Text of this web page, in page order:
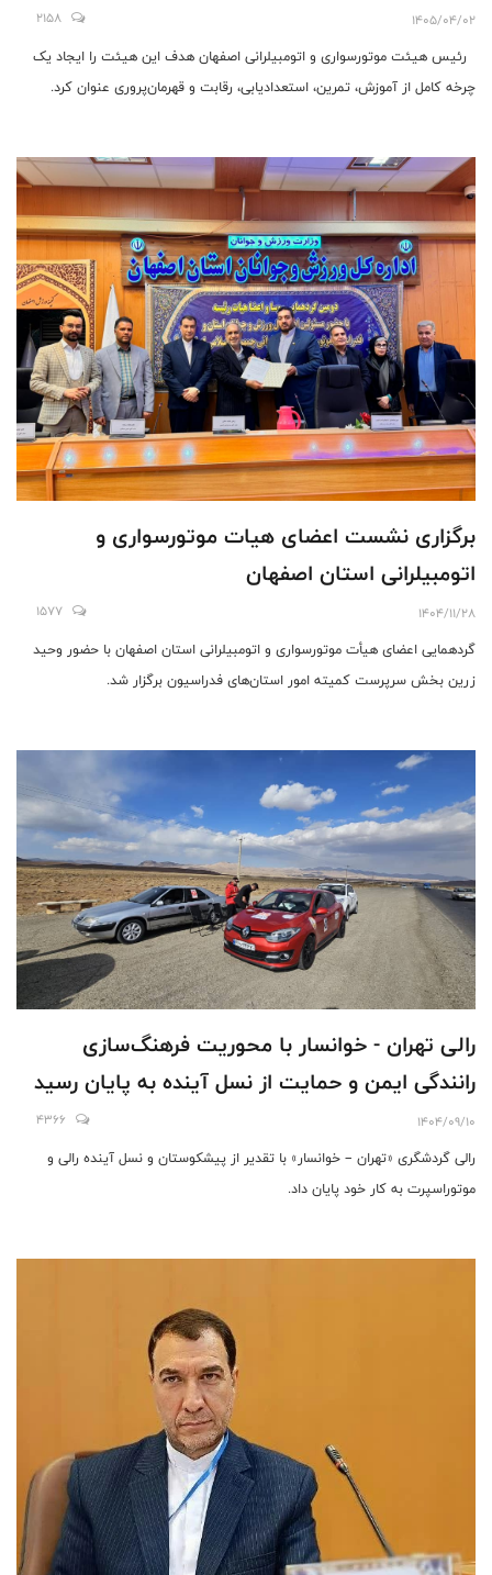
1405/04/02
2158
رئیس هیئت موتورسواری و اتومبیلرانی اصفهان هدف این هیئت را ایجاد یک
چرخه کامل از آموزش، تمرین، استعدادیابی، رقابت و قهرمان‌پروری عنوان کرد.
برگزاری نشست اعضای هیات موتورسواری و
اتومبیلرانی استان اصفهان
1404/11/28
1577
گردهمایی اعضای هیأت موتورسواری و اتومبیلرانی استان اصفهان با حضور وحید
زرین بخش سرپرست کمیته امور استان‌های فدراسیون برگزار شد.
رالی تهران - خوانسار با محوریت فرهنگ‌سازی
رانندگی ایمن و حمایت از نسل آینده به پایان رسید
1404/09/10
4366
رالی گردشگری «تهران – خوانسار» با تقدیر از پیشکوستان و نسل آینده رالی و
موتوراسپرت به کار خود پایان داد.